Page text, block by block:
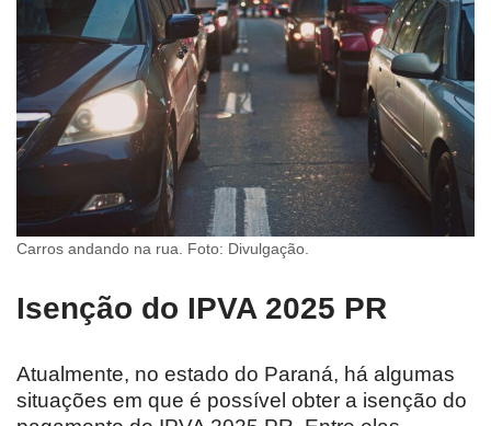
Carros andando na rua. Foto: Divulgação.
Isenção do IPVA 2025 PR
Atualmente, no estado do Paraná, há algumas
situações em que é possível obter a isenção do